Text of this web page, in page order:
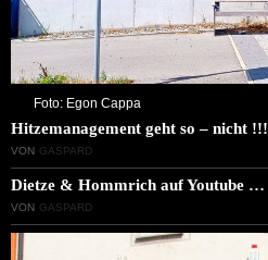
Foto: Egon Cappa
Hitzemanagement geht so – nicht !!!
VON GASPARD
Dietze & Hommrich auf Youtube …
VON GASPARD